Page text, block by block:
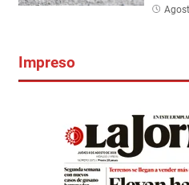
Impreso